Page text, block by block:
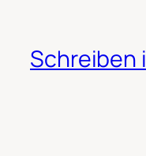
Schreiben